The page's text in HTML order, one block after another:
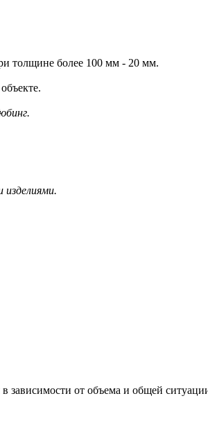
толщине более 100 мм - 20 мм.
изделиями.
зависимости от объема и общей